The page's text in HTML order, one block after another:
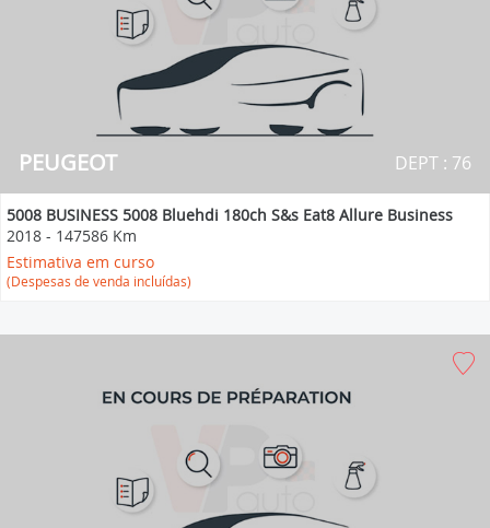
PEUGEOT DEPT : 76
5008 BUSINESS 5008 Bluehdi 180ch S&s Eat8 Allure Business
2018 - 147586 Km
Estimativa em curso
(Despesas de venda incluídas)